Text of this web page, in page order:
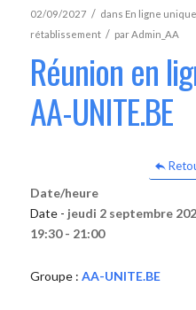
02/09/2027 / dans En ligne
rétablissement / parAdmin_AA
Réunion en
AA-UNITE.BE
Date/heure
Date - jeudi 2 septembre
19:30 - 21:00
Groupe : AA-UNITE.BE